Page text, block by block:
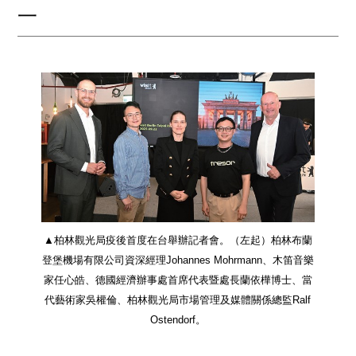
一
▲柏林觀光局疫後首度在台舉辦記者會。（左起）柏林布蘭
登堡機場有限公司資深經理Johannes Mohrmann、木笛音樂
家任心皓、德國經濟辦事處首席代表暨處長蘭依樺博士、當
代藝術家吳權倫、柏林觀光局市場管理及媒體關係總監Ralf
Ostendorf。